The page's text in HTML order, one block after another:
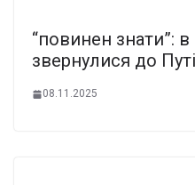
“повинен знати”:
звернулися до
08.11.2025